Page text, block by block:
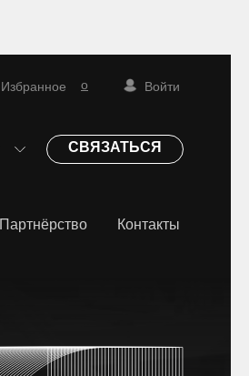
Избранное о Войти
СВЯЗАТЬСЯ
Партнёрство Контакты